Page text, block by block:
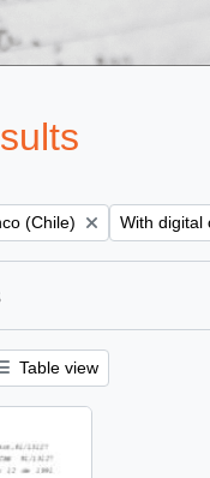
filter:
(Chile) Remove
With digital
Table view